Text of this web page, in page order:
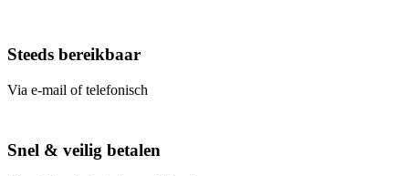
Steeds bereikbaar
Via e-mail of telefonisch
Snel & veilig betalen